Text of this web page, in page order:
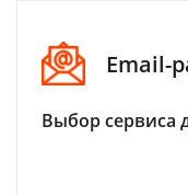
Email-
Выбор сервиса